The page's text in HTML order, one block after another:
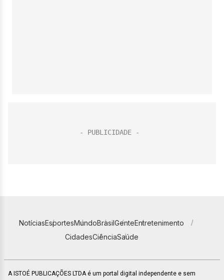
NotíciasEsportesMundoBrasilGenteEntretenimento
CidadesCiênciaSaúde
A ISTOÉ PUBLICAÇÕES LTDA é um portal digital independente e sem